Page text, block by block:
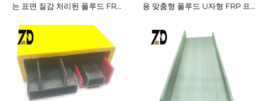
는 표면 질감 처리된 풀루드 FRP
용 맞춤형 풀루드 U자형 FRP 프로